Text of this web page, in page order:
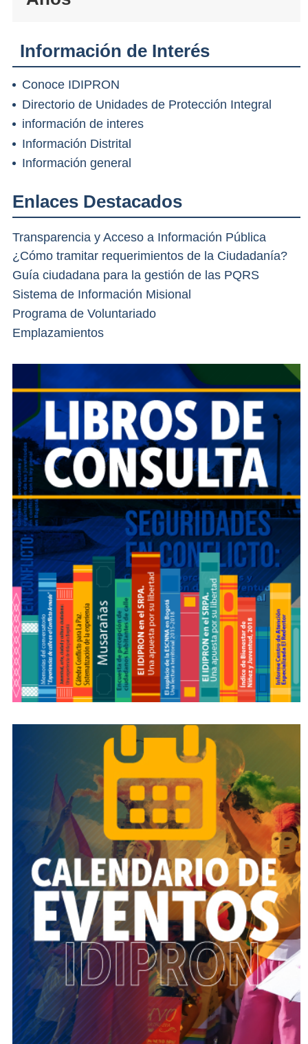
Información de Interés
Conoce IDIPRON
Directorio de Unidades de Protección Integral
información de interes
Información Distrital
Información general
Enlaces Destacados
Transparencia y Acceso a Información Pública
¿Cómo tramitar requerimientos de la Ciudadanía?
Guía ciudadana para la gestión de las PQRS
Sistema de Información Misional
Programa de Voluntariado
Emplazamientos